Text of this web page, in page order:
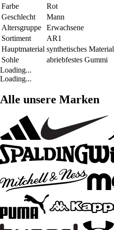
Farbe
Rot
Geschlecht
Mann
Altersgruppe
Erwachsene
Sortiment
AR1
Hauptmaterial synthetisches Material
Sohle
abriebfestes Gummi
Loading...
Loading...
Alle unsere Marken